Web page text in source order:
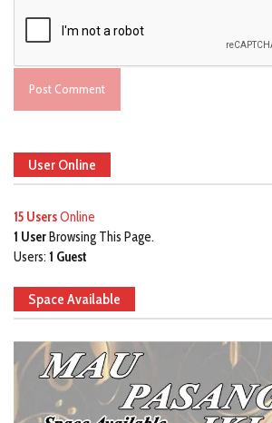
User Online
15 UsersOnline
1 UserBrowsing This Page.
Users: 1 Guest
Space Available